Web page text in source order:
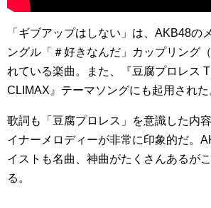
「ギブアップはしない」は、AKB48の
ングル「＃好きなんだ」カップリング
れている楽曲。また、『豆腐プロレス
CLIMAX』テーマソングにも起用された
歌詞も「豆腐プロレス」を意識した内
イナーメロディーが非常に印象的だ。
イストも名曲、神曲がたくさんあるが
る。